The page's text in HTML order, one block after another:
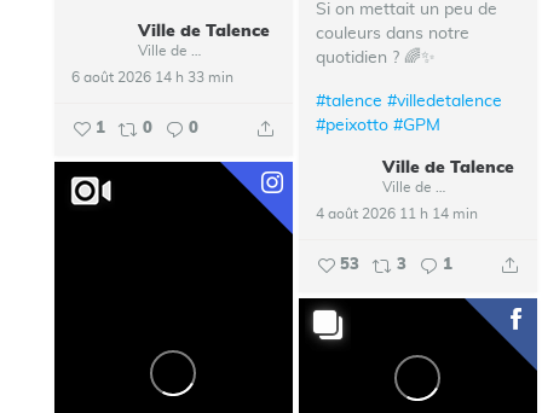
Ville de Talence
6 août 2026 14 h 33 min
1 0 0
Si on mettait un peu de
couleurs dans notre
quotidien ? 🌈✨
#talence #villedetalence
#peixotto #GPM
Ville de Talence
4 août 2026 11 h 14 min
53 3 1